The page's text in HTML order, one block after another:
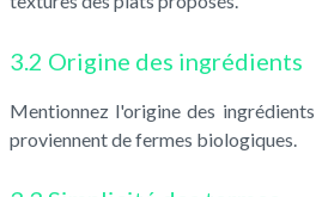
3.2 Origine des ingrédients
Mentionnez l'origine des
proviennent de fermes biologiques.